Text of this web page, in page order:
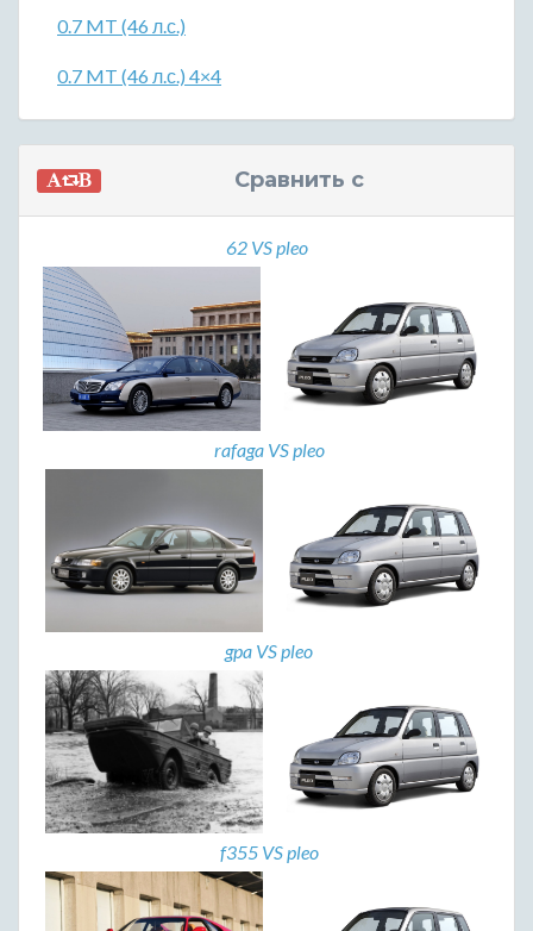
0.7 MT (46 л.с.)
0.7 MT (46 л.с.) 4×4
Сравнить с
62 VS pleo
rafaga VS pleo
gpa VS pleo
f355 VS pleo